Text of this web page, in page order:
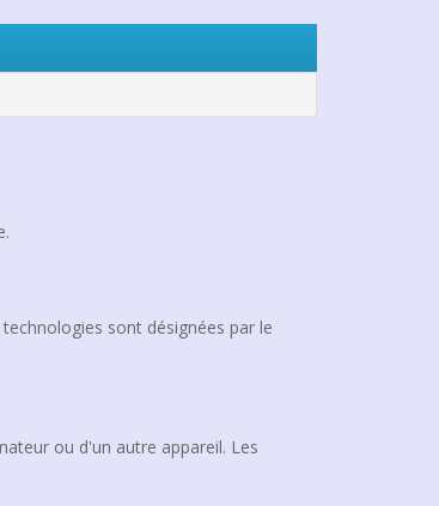
sont désignées par le
ou d'un autre appareil. Les